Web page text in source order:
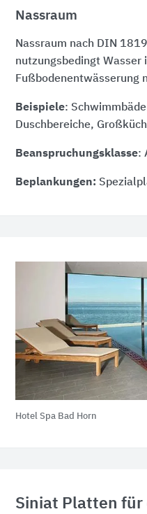
Nassraum
Nassraum nach DIN
nutzungsbedingt Wasser
Fußbodenentwässerung
Beispiele:
Duschbereiche,
Beanspruchungsklasse:
Beplankungen:
Hotel Spa Bad Horn
Siniat Platten für